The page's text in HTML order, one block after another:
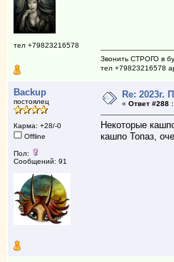
тел +79823216578
Звонить СТРОГО в
тел +79823216578
Backup
постоялец
Карма: +28/-0
Offline
Пол:
Сообщений: 91
Re:
« Ответ #288 :
Некоторые
кашпо Топаз,